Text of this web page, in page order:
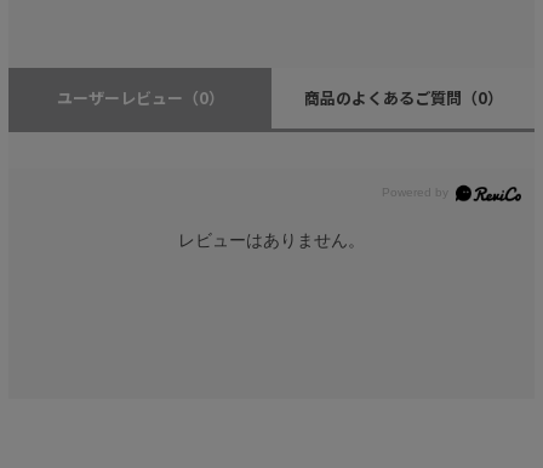
ユーザーレビュー （0） 商品のよくあるご質問 （0）
レビューはありません。